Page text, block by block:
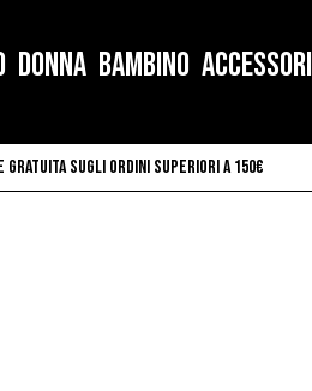
DONNA BAMBINO ACCESSORI
gratuita sugli ordini superiori a 150€